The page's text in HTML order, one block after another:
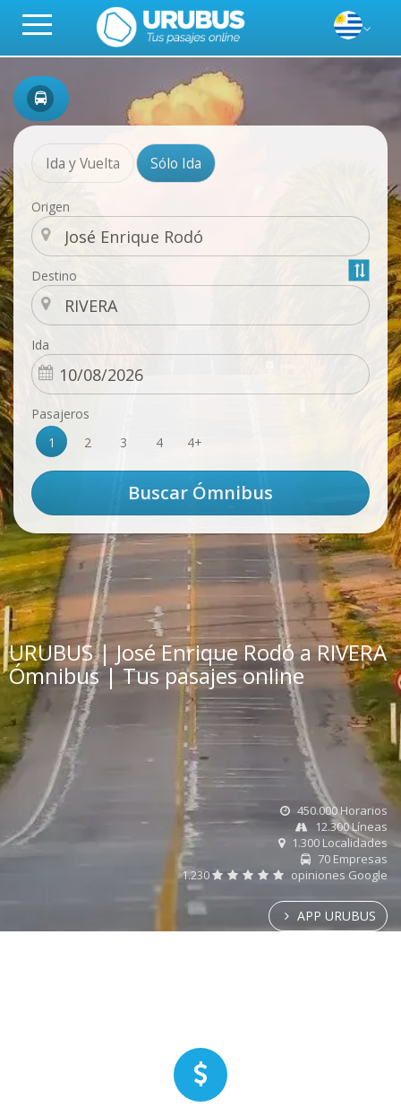
Ida y Vuelta Sólo Ida
Origen
Destino
Ida
Pasajeros
1
2 3 4 4+
URUBUS | José Enrique Rodó a RIVERA
Ómnibus | Tus pasajes online
450.000 Horarios
12.300 Líneas
1.300 Localidades
70 Empresas
1.230
opiniones Google
APP URUBUS